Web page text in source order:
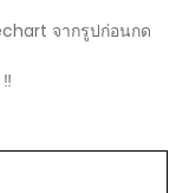
จากรูปก่อนกด